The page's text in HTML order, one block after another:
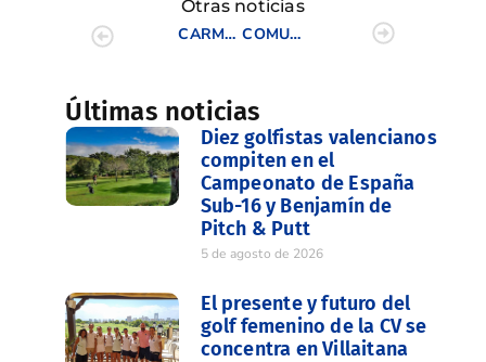
Otras noticias
CARMEN PÉREZ NARBÓN, CONQUISTA OTRO CAMPEONATO EN EEUU
COMUNITAT VALENCIANA EUROPEAN NATIONS CUP
Últimas noticias
Diez golfistas valencianos
compiten en el
Campeonato de España
Sub-16 y Benjamín de
Pitch & Putt
5 de agosto de 2026
El presente y futuro del
golf femenino de la CV se
concentra en Villaitana